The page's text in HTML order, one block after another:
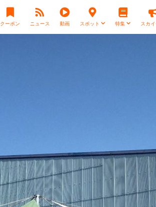
クーポン ニュース 動画 スポット 特集 スカ